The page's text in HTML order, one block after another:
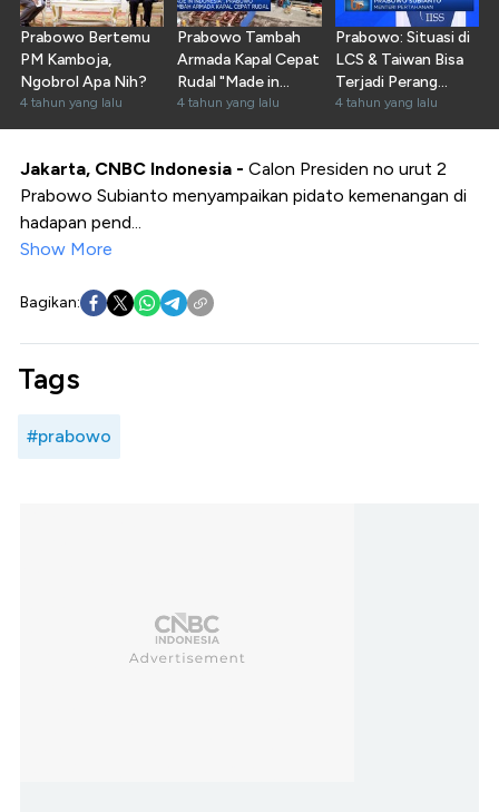
Prabowo Bertemu
PM Kamboja,
Ngobrol Apa Nih?
4 tahun yang lalu
Prabowo Tambah
Armada Kapal Cepat
Rudal "Made in
Indonesia"
4 tahun yang lalu
Prabowo: Situasi di
LCS & Taiwan Bisa
Terjadi Perang
Terbuka
4 tahun yang lalu
Jakarta, CNBC Indonesia - Calon Presiden no urut 2
Prabowo Subianto menyampaikan pidato kemenangan di
hadapan pend...
Show More
Bagikan:
Tags
#prabowo